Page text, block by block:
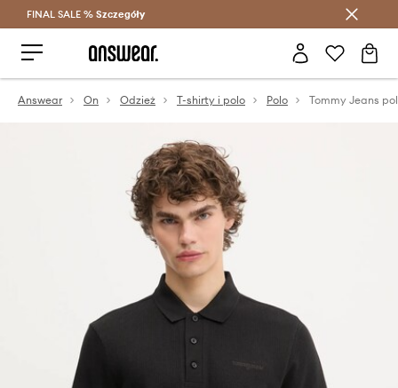
Oszczędzaj z Answear Club >
FINAL SALE % Szczegóły
Answear On Odzież T-shirty i polo Polo Tommy Jeans